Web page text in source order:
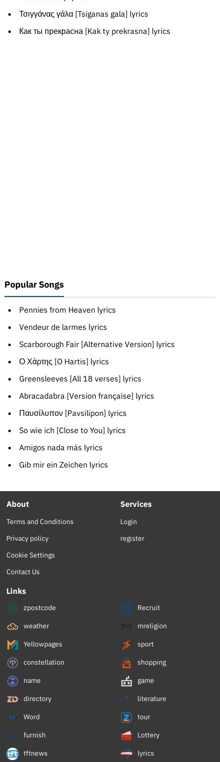
Τσιγγάνας γάλα [Tsiganas gala] lyrics
Как ты прекрасна [Kak ty prekrasna] lyrics
Popular Songs
Pennies from Heaven lyrics
Vendeur de larmes lyrics
Scarborough Fair [Alternative Version] lyrics
Ο Χάρτης [O Hartis] lyrics
Greensleeves [All 18 verses] lyrics
Abracadabra [Version française] lyrics
Παυσίλυπον [Pavsilipon] lyrics
So wie ich [Close to You] lyrics
Amigos nada más lyrics
Gib mir ein Zeichen lyrics
About
Terms and Conditions
Privacy policy
Cookie Settings
Contact Us
Services
Login
register
Links
zpostcode Recruit
weather mreligion
Yellowpages sport
constellation shopping
name game
directory literature
Word tour
furnish Lottery
tftnews lyrics